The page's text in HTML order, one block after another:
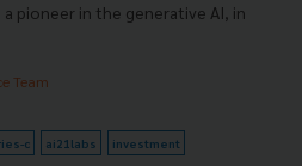
a pioneer in the generative AI, in
Team
c ai21labs investment